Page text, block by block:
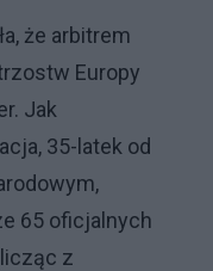
że arbitrem
Europy
Jak
35-latek od
65 oficjalnych
z